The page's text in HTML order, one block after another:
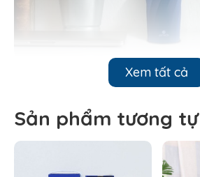
Xem tất cả
Sản phẩm tương tự